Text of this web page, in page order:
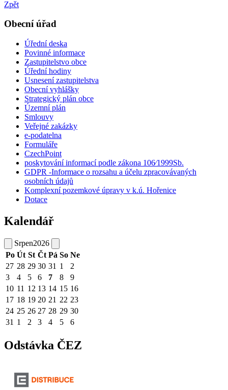
Zpět
Obecní úřad
Úřední deska
Povinné informace
Zastupitelstvo obce
Úřední hodiny
Usnesení zastupitelstva
Obecní vyhlášky
Strategický plán obce
Územní plán
Smlouvy
Veřejné zakázky
e-podatelna
Formuláře
CzechPoint
poskytování informací podle zákona 106⁄1999Sb.
GDPR -Informace o rozsahu a účelu zpracovávaných
osobních údajů
Komplexní pozemkové úpravy v k.ú. Hořenice
Dotace
Kalendář
Srpen2026
Po Út St Čt Pá So Ne
27 28 29 30 31 1
2
3
4 5 6 7 8
9
10 11 12 13 14 15 16
17 18 19 20 21 22 23
24 25 26 27 28 29 30
31 1 2 3 4 5 6
Odstávka ČEZ